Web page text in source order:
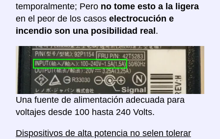
temporalmente; Pero no tome esto a la ligera
en el peor de los casos electrocución e
incendio son una posibilidad real .
Una fuente de alimentación adecuada para
voltajes desde 100 hasta 240 Volts.
Dispositivos de alta potencia no selen tolerar